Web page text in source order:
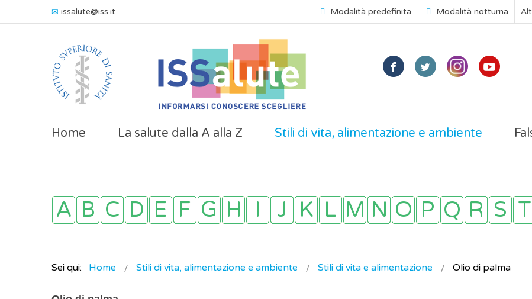
issalute@iss.it Modalità predefinita Modalità notturna
Home La salute dalla A alla Z Stili di vita, alimentazione e ambiente
Sei qui: Home Stili di vita, alimentazione e ambiente Stili di vita e alimentazione Olio di palma